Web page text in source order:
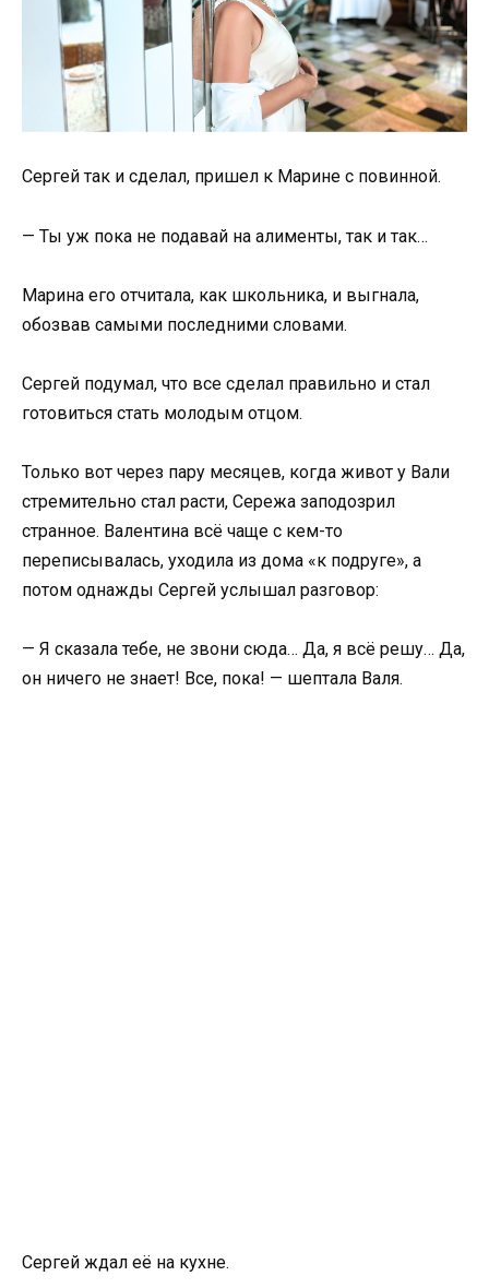
Сергей так и сделал, пришел к Марине с повинной.
— Ты уж пока не подавай на алименты, так и так…
Марина его отчитала, как школьника, и выгнала,
обозвав самыми последними словами.
Сергей подумал, что все сделал правильно и стал
готовиться стать молодым отцом.
Только вот через пару месяцев, когда живот у Вали
стремительно стал расти, Сережа заподозрил
странное. Валентина всё чаще с кем-то
переписывалась, уходила из дома «к подруге», а
потом однажды Сергей услышал разговор:
— Я сказала тебе, не звони сюда… Да, я всё решу… Да,
он ничего не знает! Все, пока! — шептала Валя.
Сергей ждал её на кухне.